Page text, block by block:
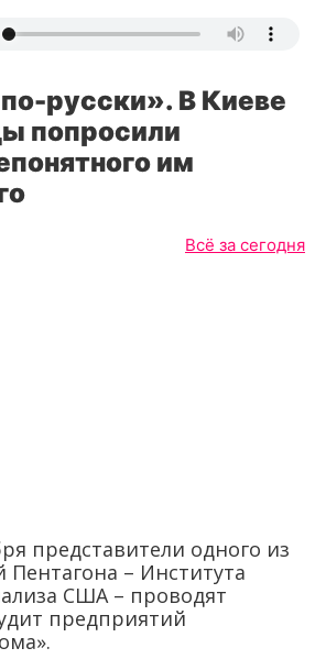
русски». В Киеве
попросили
им
Всё за сегодня
представители одного из
Пентагона – Института
США – проводят
предприятий